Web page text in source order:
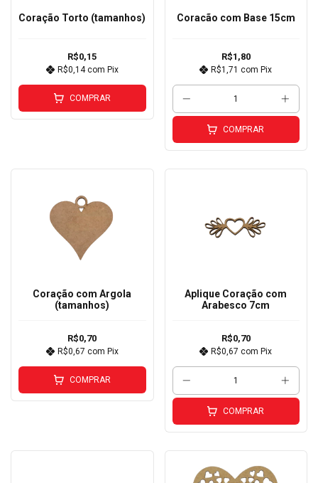
Coração Torto (tamanhos)
R$0,15
R$0,14com Pix
COMPRAR
Coracão com Base 15cm
R$1,80
R$1,71com Pix
COMPRAR
Coração com Argola
(tamanhos)
R$0,70
R$0,67 com Pix
COMPRAR
Aplique Coração com
Arabesco 7cm
R$0,70
R$0,67com Pix
COMPRAR